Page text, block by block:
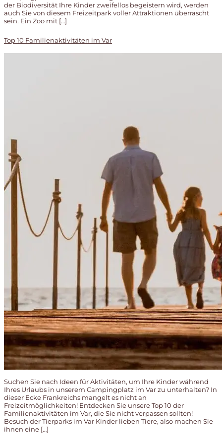
der Biodiversität Ihre Kinder zweifellos begeistern wird, werden
auch Sie von diesem Freizeitpark voller Attraktionen überrascht
sein. Ein Zoo mit […]
Top 10 Familienaktivitäten im Var
Suchen Sie nach Ideen für Aktivitäten, um Ihre Kinder während
Ihres Urlaubs in unserem Campingplatz im Var zu unterhalten? In
dieser Ecke Frankreichs mangelt es nicht an
Freizeitmöglichkeiten! Entdecken Sie unsere Top 10 der
Familienaktivitäten im Var, die Sie nicht verpassen sollten!
Besuch der Tierparks im Var Kinder lieben Tiere, also machen Sie
ihnen eine […]